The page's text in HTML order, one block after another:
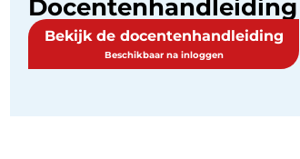
Docentenhandleiding
Bekijk de docentenhandleiding